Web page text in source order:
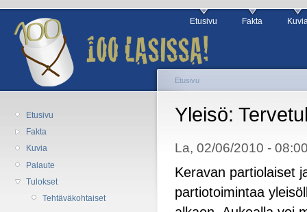
Etusivu Fakta
Etusivu
Fakta
Kuvia
Palaute
Tulokset
Tehtäväkohtaiset
Etusivu
Yleisö:
La, 02/06/2010 -
Keravan partiolaiset
partiotoimintaa